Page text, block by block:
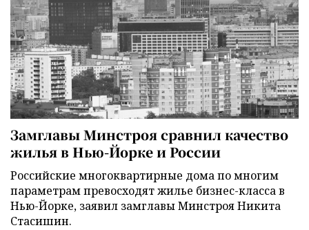
Замглавы Минстроя сравнил качество
жилья в Нью-Йорке и России
Российские многоквартирные дома по многим
параметрам превосходят жилье бизнес-класса в
Нью-Йорке, заявил замглавы Минстроя Никита
Стасишин.